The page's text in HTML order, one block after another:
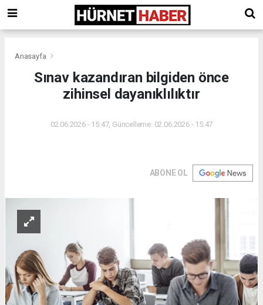
Anasayfa
Sınav kazandıran bilgiden önce
zihinsel dayanıklılıktır
02.06.2026 - 15:47, Güncelleme: 02.06.2026 - 15:47
ABONE OL